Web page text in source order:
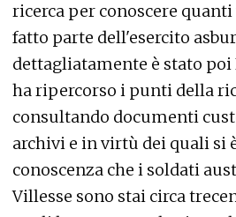
ricerca per conoscere
fatto parte dell'esercito
dettagliatamente è stato poi
ha ripercorso i punti della
consultando documenti
archivi e in virtù dei quali si
conoscenza che i soldati
Villesse sono stai circa